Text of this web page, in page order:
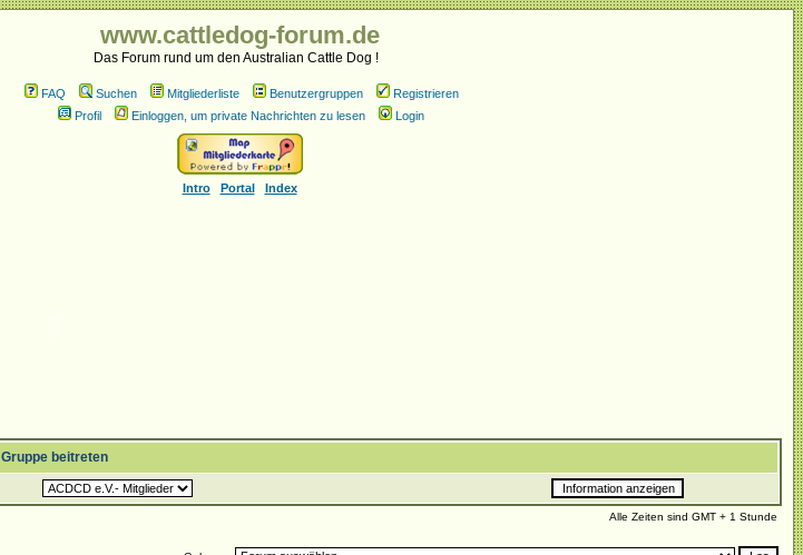
www.cattledog-forum.de
Das Forum rund um den Australian Cattle Dog !
FAQ Suchen Mitgliederliste Benutzergruppen
Registrieren
Profil
Einloggen, um private Nachrichten zu lesen Login
Intro Portal Index
Gruppe beitreten
Alle Zeiten sind GMT + 1 Stunde